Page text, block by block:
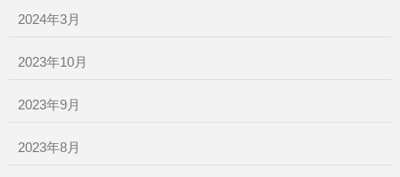
2024年3月
2023年10月
2023年9月
2023年8月